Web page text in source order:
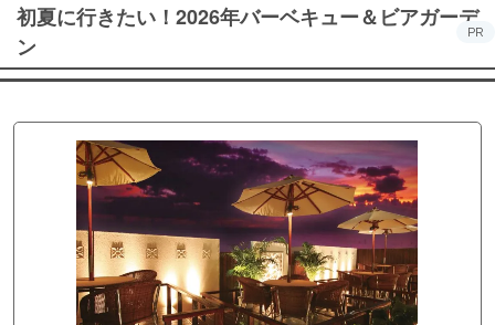
初夏に行きたい！2026年バーベキュー＆ビアガーデ
ン
PR